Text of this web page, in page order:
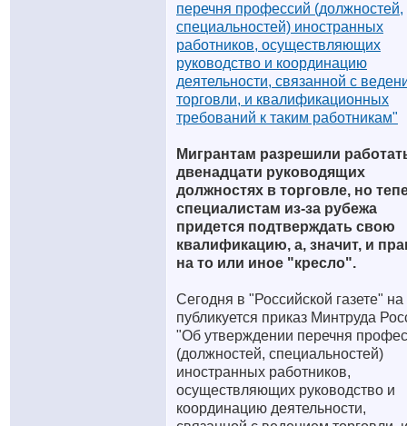
перечня профессий (должностей,
специальностей) иностранных
работников, осуществляющих
руководство и координацию
деятельности, связанной с
торговли, и квалификационных
требований к таким работникам"
Мигрантам разрешили
двенадцати руководящих
должностях в торговле, но
специалистам из-за рубежа
придется подтверждать свою
квалификацию, а, значит, и
на то или иное "кресло".
Сегодня в "Российской газете" на
публикуется приказ Минтруда
"Об утверждении перечня
(должностей, специальностей)
иностранных работников,
осуществляющих руководство и
координацию деятельности,